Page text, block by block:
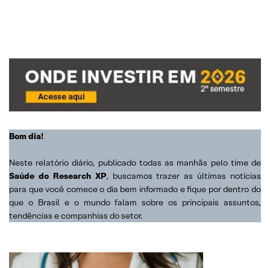
Bom dia!
Neste relatório diário, publicado todas as manhãs pelo time de
Saúde do Research XP, buscamos trazer as últimas notícias
para que você comece o dia bem informado e fique por dentro do
que o Brasil e o mundo falam sobre os principais assuntos,
tendências e companhias do setor.